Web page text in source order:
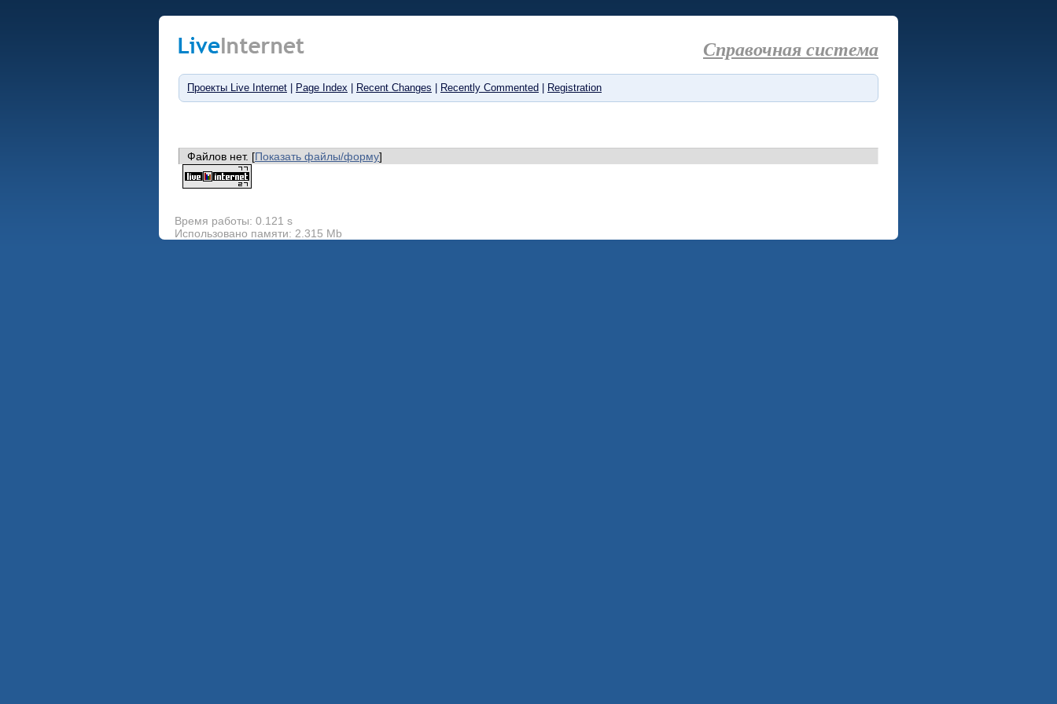
Справочная система
Проекты Live Internet Page Index Recent Changes Recently Commented Registration
Файлов нет. [Показать файлы/форму]
Время работы: 0.121 s
Использовано памяти: 2.315 Mb